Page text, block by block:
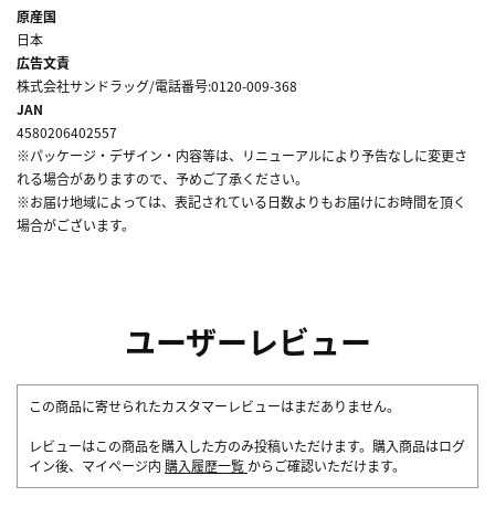
原産国
日本
広告文責
株式会社サンドラッグ/電話番号:0120-009-368
JAN
4580206402557
※パッケージ・デザイン・内容等は、リニューアルにより予告なしに変更さ
れる場合がありますので、予めご了承ください。
※お届け地域によっては、表記されている日数よりもお届けにお時間を頂く
場合がございます。
ユーザーレビュー
この商品に寄せられたカスタマーレビューはまだありません。
レビューはこの商品を購入した方のみ投稿いただけます。購入商品はログ
イン後、マイページ内 購入履歴一覧 からご確認いただけます。